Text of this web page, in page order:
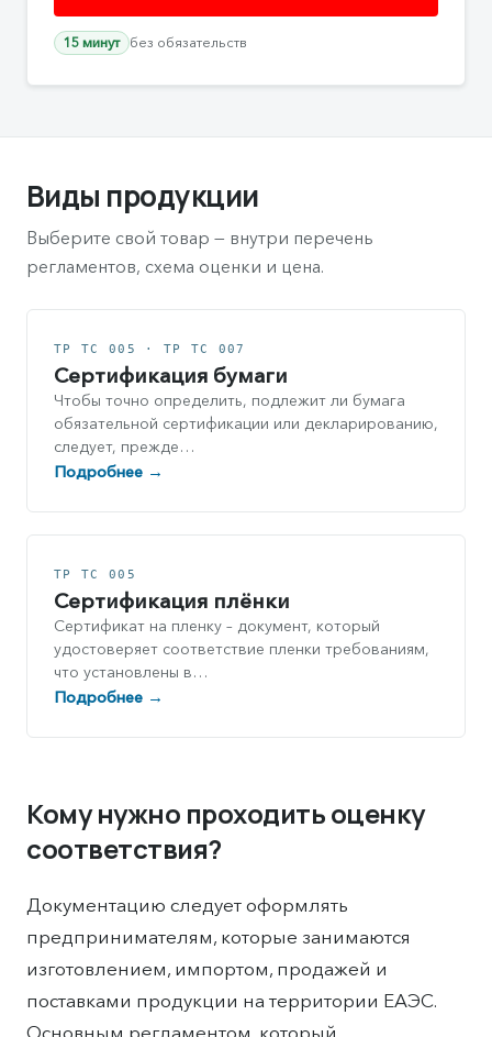
15 минут без обязательств
Виды продукции
Выберите свой товар — внутри перечень
регламентов, схема оценки и цена.
ТР ТС 005 · ТР ТС 007
Сертификация бумаги
Чтобы точно определить, подлежит ли бумага
обязательной сертификации или декларированию,
следует, прежде…
Подробнее →
ТР ТС 005
Сертификация плёнки
Сертификат на пленку – документ, который
удостоверяет соответствие пленки требованиям,
что установлены в…
Подробнее →
Кому нужно проходить оценку
соответствия?
Документацию следует оформлять
предпринимателям, которые занимаются
изготовлением, импортом, продажей и
поставками продукции на территории ЕАЭС.
Основным регламентом, который